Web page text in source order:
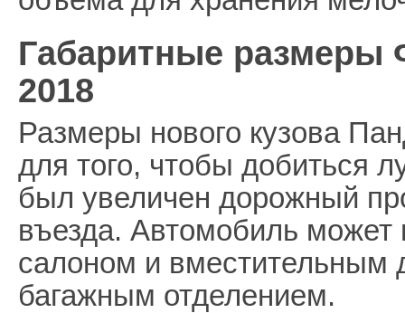
Габаритные размеры
2018
Размеры нового кузова
для того, чтобы добиться
был увеличен дорожный
въезда. Автомобиль может
салоном и вместительным
багажным отделением.